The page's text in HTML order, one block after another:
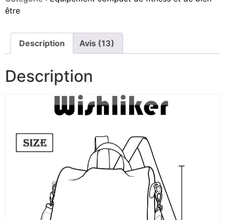
être
Description Avis (13)
Description